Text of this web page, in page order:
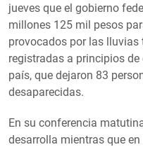
jueves que el gobierno
millones 125 mil pesos
provocados por las
registradas a principios
país, que dejaron 83
desaparecidas.
En su conferencia
desarrolla mientras que